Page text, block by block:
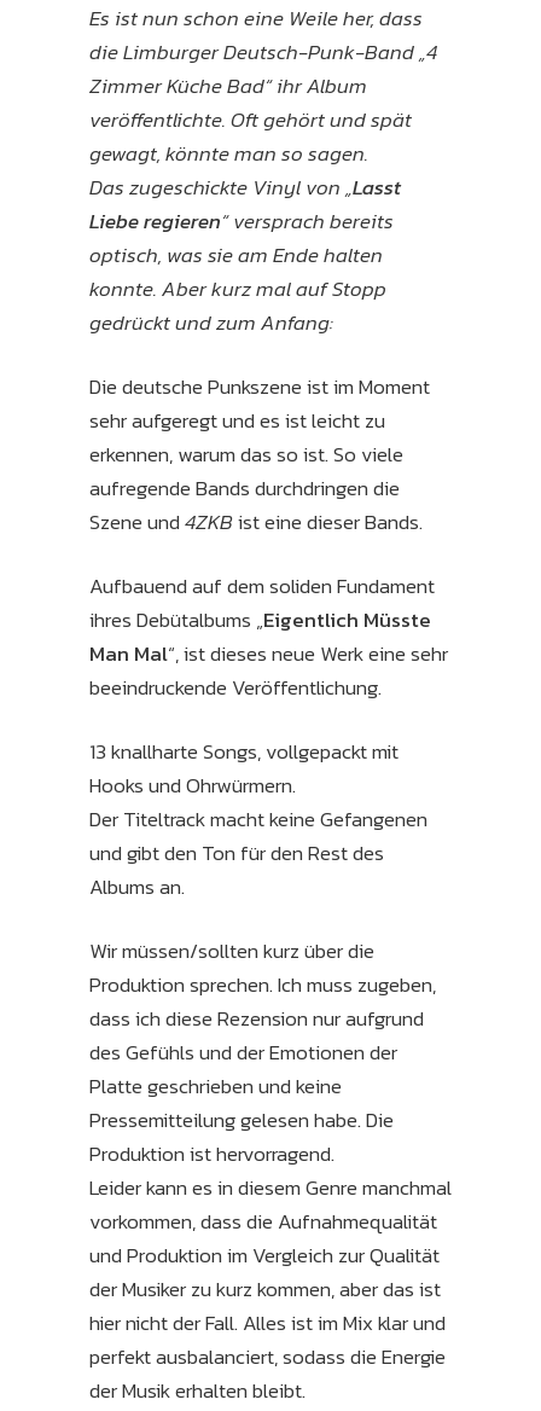
Es ist nun schon eine Weile her, dass
die Limburger Deutsch-Punk-Band „4
Zimmer Küche Bad“ ihr Album
veröffentlichte. Oft gehört und spät
gewagt, könnte man so sagen.
Das zugeschickte Vinyl von „Lasst
Liebe regieren“ versprach bereits
optisch, was sie am Ende halten
konnte. Aber kurz mal auf Stopp
gedrückt und zum Anfang:
Die deutsche Punkszene ist im Moment
sehr aufgeregt und es ist leicht zu
erkennen, warum das so ist. So viele
aufregende Bands durchdringen die
Szene und4ZKBist eine dieser Bands.
Aufbauend auf dem soliden Fundament
ihres Debütalbums „Eigentlich Müsste
Man Mal“, ist dieses neue Werk eine sehr
beeindruckende Veröffentlichung.
13 knallharte Songs, vollgepackt mit
Hooks und Ohrwürmern.
Der Titeltrack macht keine Gefangenen
und gibt den Ton für den Rest des
Albums an.
Wir müssen/sollten kurz über die
Produktion sprechen. Ich muss zugeben,
dass ich diese Rezension nur aufgrund
des Gefühls und der Emotionen der
Platte geschrieben und keine
Pressemitteilung gelesen habe. Die
Produktion ist hervorragend.
Leider kann es in diesem Genre manchmal
vorkommen, dass die Aufnahmequalität
und Produktion im Vergleich zur Qualität
der Musiker zu kurz kommen, aber das ist
hier nicht der Fall. Alles ist im Mix klar und
perfekt ausbalanciert, sodass die Energie
der Musik erhalten bleibt.